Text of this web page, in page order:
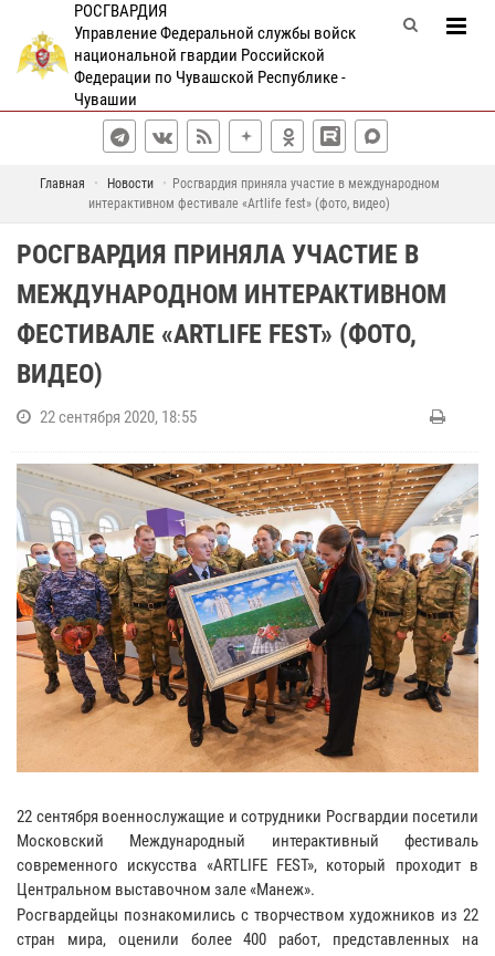
РОСГВАРДИЯ
Управление Федеральной службы войск
национальной гвардии Российской
Федерации по Чувашской Республике -
Чувашии
Главная Новости
Росгвардия приняла участие в международном
интерактивном фестивале «Artlife fest» (фото, видео)
РОСГВАРДИЯ ПРИНЯЛА УЧАСТИЕ В
МЕЖДУНАРОДНОМ ИНТЕРАКТИВНОМ
ФЕСТИВАЛЕ «ARTLIFE FEST» (ФОТО,
ВИДЕО)
22 сентября 2020, 18:55
22 сентября военнослужащие и сотрудники Росгвардии посетили
Московский Международный интерактивный фестиваль
современного искусства «ARTLIFE FEST», который проходит в
Центральном выставочном зале «Манеж».
Росгвардейцы познакомились с творчеством художников из 22
стран мира, оценили более 400 работ, представленных на